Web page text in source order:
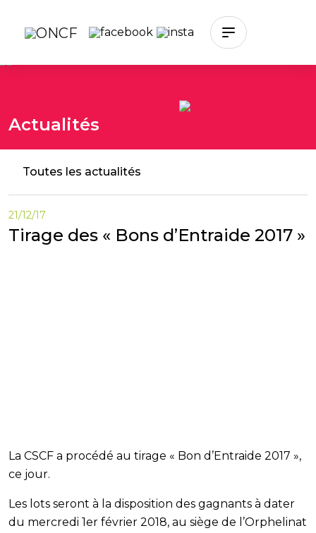
Actualités
Toutes les actualités
21/12/17
Tirage des « Bons d’Entraide 2017 »
La CSCF a procédé au tirage « Bon d’Entraide 2017 »,
ce jour.
Les lots seront à la disposition des gagnants à dater
du mercredi 1er février 2018, au siège de l’Orphelinat